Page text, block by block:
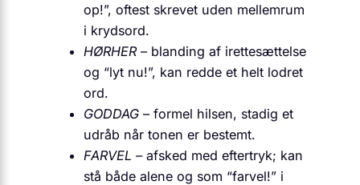
op!”, oftest skrevet uden mellemrum
i krydsord.
HØRHER– blanding af irettesættelse
og “lyt nu!”, kan redde et helt lodret
ord.
GODDAG – formel hilsen, stadig et
udråb når tonen er bestemt.
FARVEL – afsked med eftertryk; kan
stå både alene og som “farvel!” i